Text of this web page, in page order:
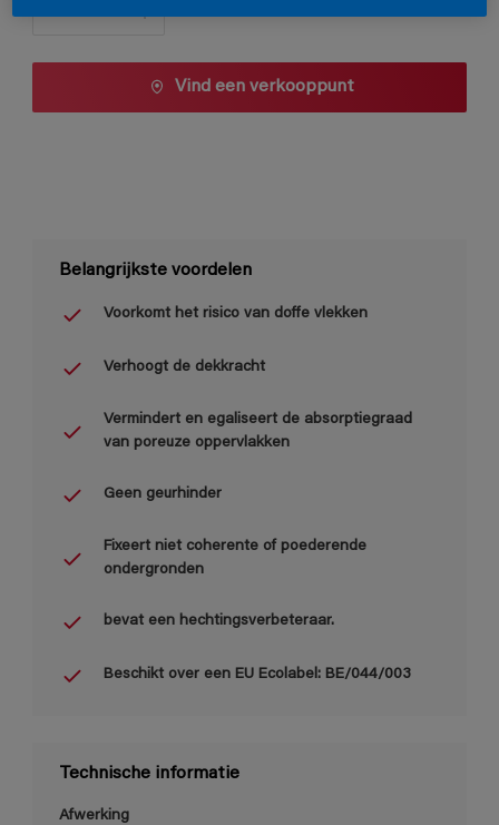
Vind een verkooppunt
Belangrijkste voordelen
Voorkomt het risico van doffe vlekken
Verhoogt de dekkracht
Vermindert en egaliseert de absorptiegraad
van poreuze oppervlakken
Geen geurhinder
Fixeert niet coherente of poederende
ondergronden
bevat een hechtingsverbeteraar.
Beschikt over een EU Ecolabel: BE/044/003
Technische informatie
Afwerking